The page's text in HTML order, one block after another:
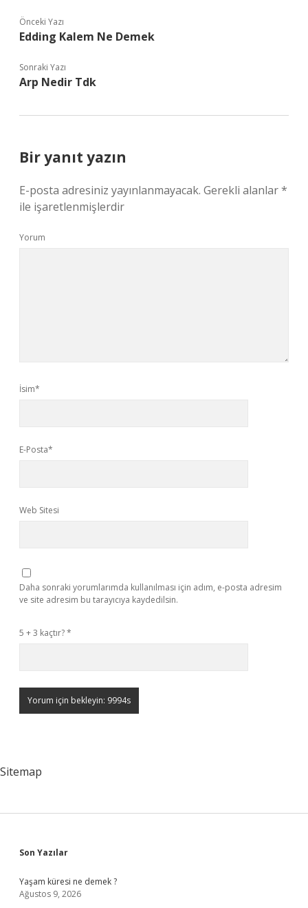
Önceki Yazı
Edding Kalem Ne Demek
Sonraki Yazı
Arp Nedir Tdk
Bir yanıt yazın
E-posta adresiniz yayınlanmayacak. Gerekli alanlar*
ile işaretlenmişlerdir
Yorum
İsim*
E-Posta*
Web Sitesi
Daha sonraki yorumlarımda kullanılması için adım, e-posta adresim
ve site adresim bu tarayıcıya kaydedilsin.
5 + 3 kaçtır?*
Sitemap
Sidebar
Son Yazılar
Yaşam küresi ne demek ?
Ağustos 9, 2026